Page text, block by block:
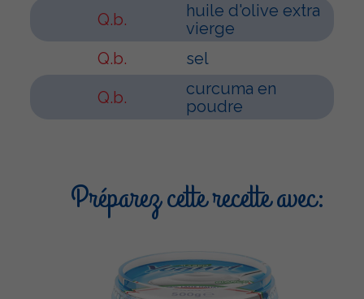
Q.b.
huile d'olive extra
vierge
Q.b.
sel
Q.b.
curcuma en
poudre
Préparez cette recette avec: